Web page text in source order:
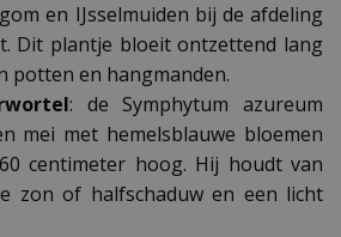
en IJsselmuiden bij de afdeling
Dit plantje bloeit ontzettend lang
potten en hangmanden.
: de Symphytum azureum
mei met hemelsblauwe bloemen
centimeter hoog. Hij houdt van
zon of halfschaduw en een licht